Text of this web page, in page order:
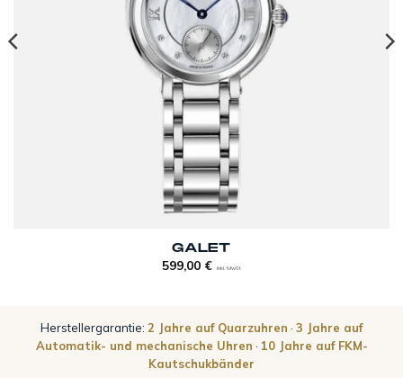
GALET
599,00 € inkl. MwSt
Herstellergarantie: 2 Jahre auf Quarzuhren · 3 Jahre auf
Automatik- und mechanische Uhren · 10 Jahre auf FKM-
Kautschukbänder